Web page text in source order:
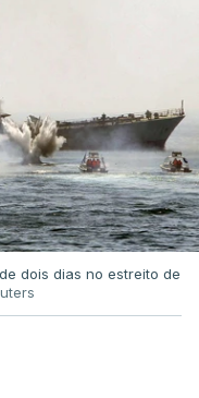
dois dias no estreito de